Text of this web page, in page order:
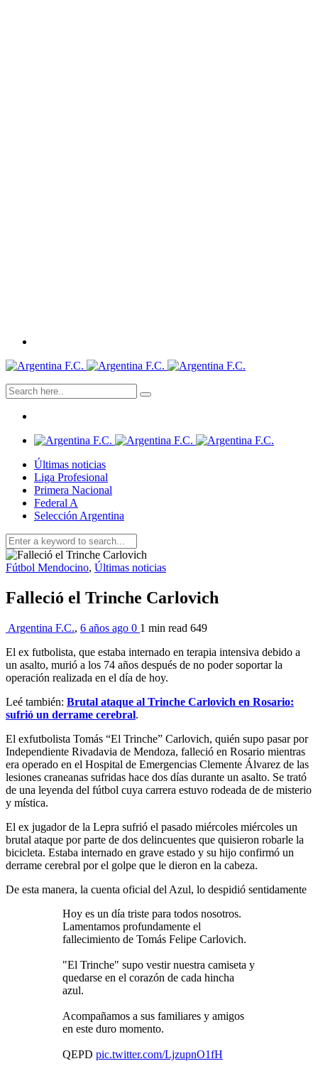
Últimas noticias
Liga Profesional
Primera Nacional
Federal A
Selección Argentina
Fútbol Mendocino, Últimas noticias
Falleció el Trinche Carlovich
Argentina F.C., 6 años ago 0 1 min read 649
El ex futbolista, que estaba internado en terapia intensiva debido a
un asalto, murió a los 74 años después de no poder soportar la
operación realizada en el día de hoy.
Leé también: Brutal ataque al Trinche Carlovich en Rosario:
sufrió un derrame cerebral.
El exfutbolista Tomás “El Trinche” Carlovich, quién supo pasar por
Independiente Rivadavia de Mendoza, falleció en Rosario mientras
era operado en el Hospital de Emergencias Clemente Álvarez de las
lesiones craneanas sufridas hace dos días durante un asalto. Se trató
de una leyenda del fútbol cuya carrera estuvo rodeada de de misterio
y mística.
El ex jugador de la Lepra sufrió el pasado miércoles miércoles un
brutal ataque por parte de dos delincuentes que quisieron robarle la
bicicleta. Estaba internado en grave estado y su hijo confirmó un
derrame cerebral por el golpe que le dieron en la cabeza.
De esta manera, la cuenta oficial del Azul, lo despidió sentidamente
Hoy es un día triste para todos nosotros.
Lamentamos profundamente el
fallecimiento de Tomás Felipe Carlovich.
"El Trinche" supo vestir nuestra camiseta y
quedarse en el corazón de cada hincha
azul.
Acompañamos a sus familiares y amigos
en este duro momento.
QEPD pic.twitter.com/LjzupnO1fH